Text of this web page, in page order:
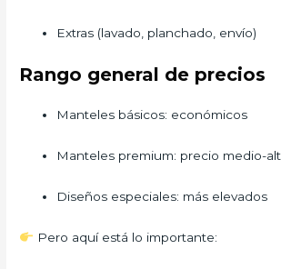
Extras (lavado, planchado, envío)
Rango general de precios
Manteles básicos: económicos
Manteles premium: precio medio-
Diseños especiales: más elevados
Pero aquí está lo importante: